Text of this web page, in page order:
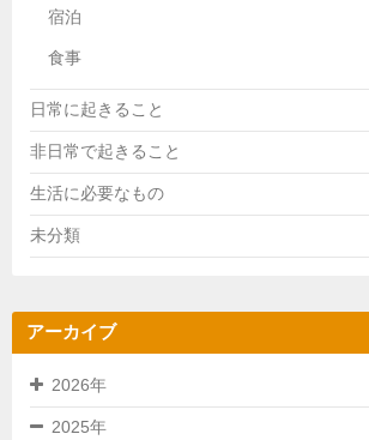
宿泊
食事
日常に起きること
非日常で起きること
生活に必要なもの
未分類
アーカイブ
2026年
2025年